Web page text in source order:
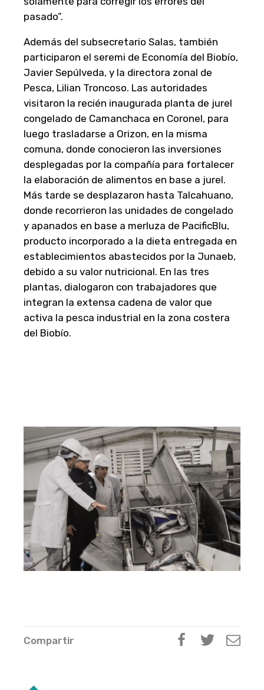
pasado”.
Además del subsecretario Salas, también
participaron el seremi de Economía del Biobío,
Javier Sepúlveda, y la directora zonal de
Pesca, Lilian Troncoso. Las autoridades
visitaron la recién inaugurada planta de jurel
congelado de Camanchaca en Coronel, para
luego trasladarse a Orizon, en la misma
comuna, donde conocieron las inversiones
desplegadas por la compañía para fortalecer
la elaboración de alimentos en base a jurel.
Más tarde se desplazaron hasta Talcahuano,
donde recorrieron las unidades de congelado
y apanados en base a merluza de PacificBlu,
producto incorporado a la dieta entregada en
establecimientos abastecidos por la Junaeb,
debido a su valor nutricional. En las tres
plantas, dialogaron con trabajadores que
integran la extensa cadena de valor que
activa la pesca industrial en la zona costera
del Biobío.
Compartir